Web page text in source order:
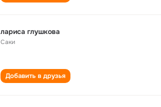
лариса глушкова
Саки
Добавить в друзья